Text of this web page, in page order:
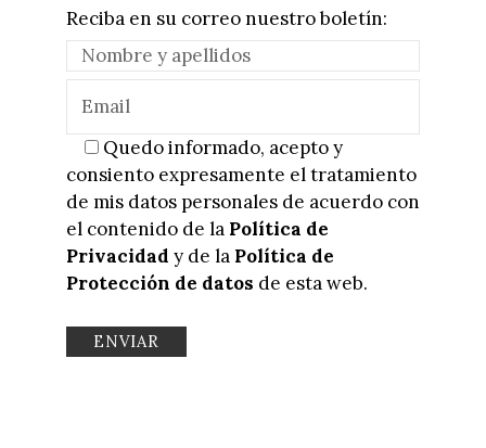
Reciba en su correo nuestro boletín:
Quedo informado, acepto y
consiento expresamente el tratamiento
de mis datos personales de acuerdo con
el contenido de la Política de
Privacidad y de la Política de
Protección de datos de esta web.